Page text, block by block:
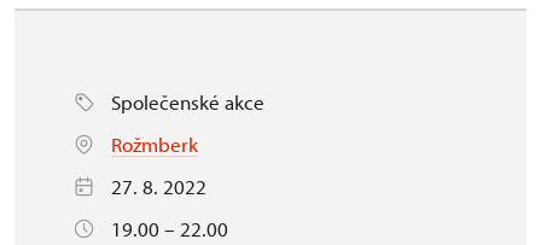
Společenské akce
Rožmberk
27. 8. 2022
19.00 – 22.00